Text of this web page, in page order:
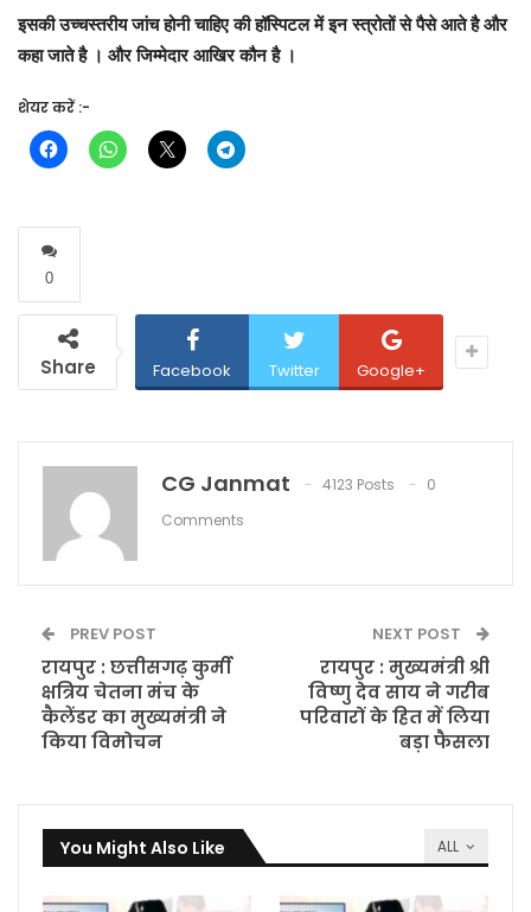
इसकी उच्चस्तरीय जांच होनी चाहिए की हॉस्पिटल में इन स्त्रोतों से पैसे आते है और
कहा जाते है । और जिम्मेदार आखिर कौन है ।
शेयर करें :-
0
Share Facebook Twitter Google+
CG Janmat 4123 Posts
0
Comments
PREV POST
रायपुर : छत्तीसगढ़ कुर्मी
क्षत्रिय चेतना मंच के
कैलेंडर का मुख्यमंत्री ने
किया विमोचन
NEXT POST
रायपुर : मुख्यमंत्री श्री
विष्णु देव साय ने गरीब
परिवारों के हित में लिया
बड़ा फैसला
ALL
You Might Also Like